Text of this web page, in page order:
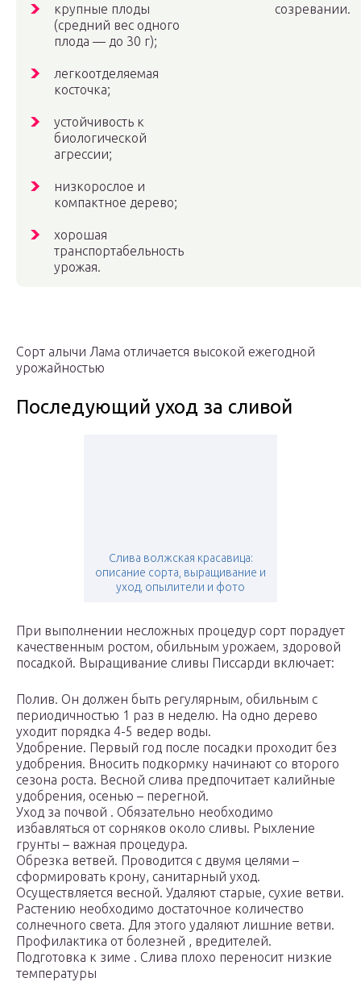
крупные плоды
(средний вес одного
плода — до 30 г);
легкоотделяемая
косточка;
устойчивость к
биологической
агрессии;
низкорослое и
компактное дерево;
хорошая
транспортабельность
урожая.
созревании.
Сорт алычи Лама отличается высокой ежегодной
урожайностью
Последующий уход за сливой
Слива волжская красавица:
описание сорта, выращивание и
уход, опылители и фото
При выполнении несложных процедур сорт порадует
качественным ростом, обильным урожаем, здоровой
посадкой. Выращивание сливы Писсарди включает:
Полив. Он должен быть регулярным, обильным с
периодичностью 1 раз в неделю. На одно дерево
уходит порядка 4-5 ведер воды.
Удобрение. Первый год после посадки проходит без
удобрения. Вносить подкормку начинают со второго
сезона роста. Весной слива предпочитает калийные
удобрения, осенью – перегной.
Уход за почвой . Обязательно необходимо
избавляться от сорняков около сливы. Рыхление
грунты – важная процедура.
Обрезка ветвей. Проводится с двумя целями –
сформировать крону, санитарный уход.
Осуществляется весной. Удаляют старые, сухие ветви.
Растению необходимо достаточное количество
солнечного света. Для этого удаляют лишние ветви.
Профилактика от болезней , вредителей.
Подготовка к зиме . Слива плохо переносит низкие
температуры